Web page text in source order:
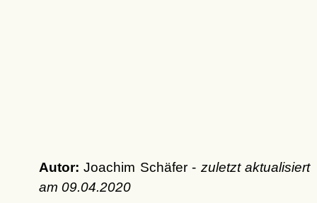
Autor: Joachim Schäfer - zuletzt aktualisiert
am 09.04.2020